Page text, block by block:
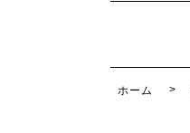
ホーム